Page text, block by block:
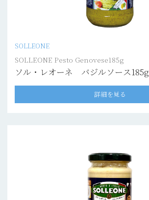
SOLLEONE
SOLLEONE Pesto Genovese185g
ソル・レオーネ バジルソース185g
詳細を見る